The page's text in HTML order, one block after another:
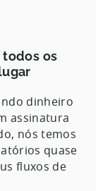
todos os
dinheiro
assinatura
nós temos
quase
fluxos de